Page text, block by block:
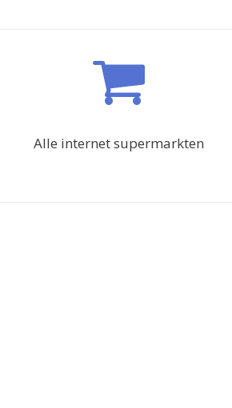
Alle internet supermarkten